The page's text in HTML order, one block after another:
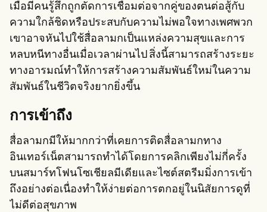
เมื่อมีคนรู้สึกถูกตัดการเชื่อมต่อจากคู่ของตนต่อสู้กับ
ความใกล้ชิดหรือประสบกับความไม่พอใจทางเพศพวก
เขาอาจหันไปใช้สื่อลามกเป็นแหล่งความสุขและการ
หลบหนีทางอื่นเมื่อเวลาผ่านไป สิ่งนี้สามารถสร้างระยะ
ทางอารมณ์ทำให้การสร้างความสัมพันธ์ใหม่ในความ
สัมพันธ์ในชีวิตจริงยากยิ่งขึ้น
การเข้าถึง
สื่อลามกมีให้มากกว่าที่เคยการติดสื่อลามกทาง
อินเทอร์เน็ตสามารถทำได้โดยการคลิกเพียงไม่กี่ครั้ง
บนสมาร์ทโฟนโซเชียลมีเดียและไซต์สตรีมมิ่งการเข้า
ถึงอย่างต่อเนื่องทำให้ง่ายต่อการตกอยู่ในนิสัยการดูที่
ไม่ดีต่อสุขภาพ